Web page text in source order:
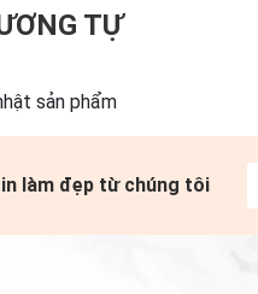
TỰ
sản phẩm
làm đẹp từ chúng tôi